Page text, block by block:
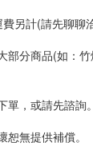
另計(請先聊聊
部分商品(如：
，或請先諮詢。
無提供補償。